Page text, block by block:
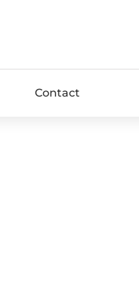
Contact